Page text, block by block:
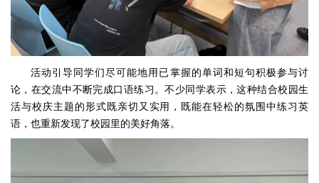
活动引导同学们尽可能地用已掌握的单词和短句积极参与讨
论，在交流中不断完成口语练习。不少同学表示，这种结合校园生
活与校庆主题的形式既亲切又实用，既能在轻松的氛围中练习英
语，也重新发现了校园里的美好角落。